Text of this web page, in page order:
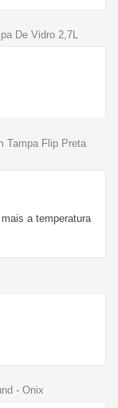
De Vidro 2,7L
Tampa Flip Preta
a temperatura
- Onix